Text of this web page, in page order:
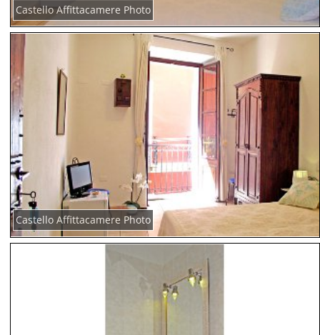
Castello Affittacamere Photo
Castello Affittacamere Photo